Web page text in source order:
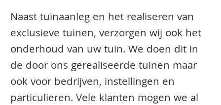
Naast tuinaanleg en het realiseren van
exclusieve tuinen, verzorgen wij ook het
onderhoud van uw tuin. We doen dit in
de door ons gerealiseerde tuinen maar
ook voor bedrijven, instellingen en
particulieren. Vele klanten mogen we al